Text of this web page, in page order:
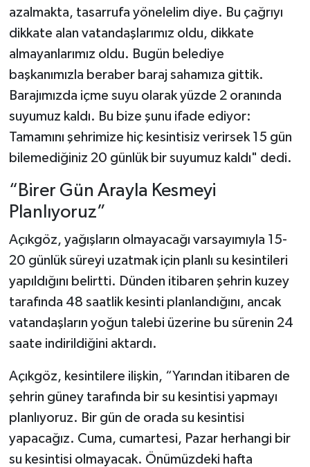
azalmakta, tasarrufa yönelelim diye. Bu çağrıyı
dikkate alan vatandaşlarımız oldu, dikkate
almayanlarımız oldu. Bugün belediye
başkanımızla beraber baraj sahamıza gittik.
Barajımızda içme suyu olarak yüzde 2 oranında
suyumuz kaldı. Bu bize şunu ifade ediyor:
Tamamını şehrimize hiç kesintisiz verirsek 15 gün
bilemediğiniz 20 günlük bir suyumuz kaldı" dedi.
“Birer Gün Arayla Kesmeyi
Planlıyoruz”
Açıkgöz, yağışların olmayacağı varsayımıyla 15-
20 günlük süreyi uzatmak için planlı su kesintileri
yapıldığını belirtti. Dünden itibaren şehrin kuzey
tarafında 48 saatlik kesinti planlandığını, ancak
vatandaşların yoğun talebi üzerine bu sürenin 24
saate indirildiğini aktardı.
Açıkgöz, kesintilere ilişkin, “Yarından itibaren de
şehrin güney tarafında bir su kesintisi yapmayı
planlıyoruz. Bir gün de orada su kesintisi
yapacağız. Cuma, cumartesi, Pazar herhangi bir
su kesintisi olmayacak. Önümüzdeki hafta